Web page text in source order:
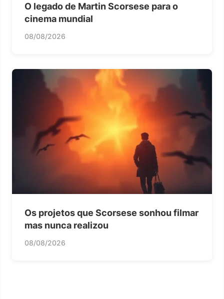
O legado de Martin Scorsese para o
cinema mundial
08/08/2026
Os projetos que Scorsese sonhou filmar
mas nunca realizou
08/08/2026